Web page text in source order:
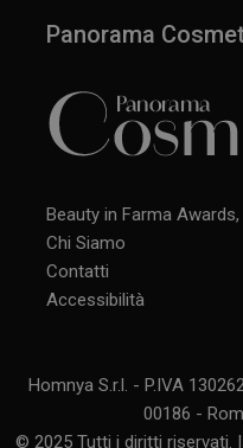
Panorama
Beauty in Farma
Chi Siamo
Contatti
Accessibilità
Homnya S.r.l. - P.IVA
00186 -
© 2025 Tutti i diritti riservati.